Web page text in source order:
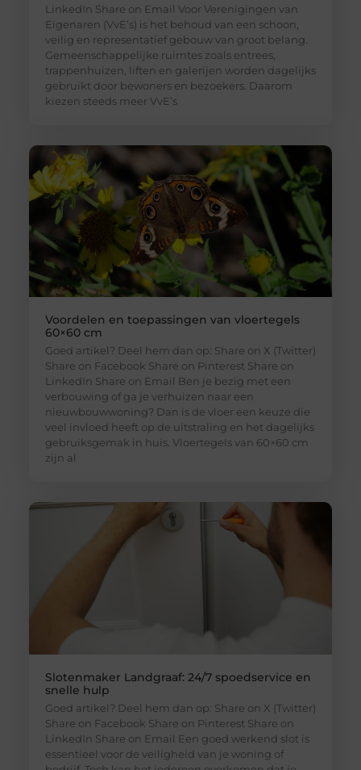
LinkedIn Share on Email Voor Verenigingen van
Eigenaren (VvE’s) is het behoud van een schoon,
veilig en representatief gebouw van groot belang.
Gemeenschappelijke ruimtes zoals entrees,
trappenhuizen, liften en galerijen worden dagelijks
gebruikt door bewoners en bezoekers. Daarom
kiezen steeds meer VvE’s
Voordelen en toepassingen van vloertegels
60×60 cm
Goed artikel? Deel hem dan op: Share on X (Twitter)
Share on Facebook Share on Pinterest Share on
LinkedIn Share on Email Ben je bezig met een
verbouwing of ga je verhuizen naar een
nieuwbouwwoning? Dan is de vloer een keuze die
veel invloed heeft op de uitstraling en het dagelijks
gebruiksgemak in huis. Vloertegels van 60×60 cm
zijn al
Slotenmaker Landgraaf: 24/7 spoedservice en
snelle hulp
Goed artikel? Deel hem dan op: Share on X (Twitter)
Share on Facebook Share on Pinterest Share on
LinkedIn Share on Email Een goed werkend slot is
essentieel voor de veiligheid van je woning of